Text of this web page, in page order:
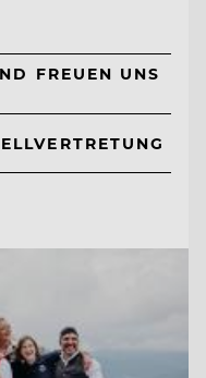
FREUEN UNS